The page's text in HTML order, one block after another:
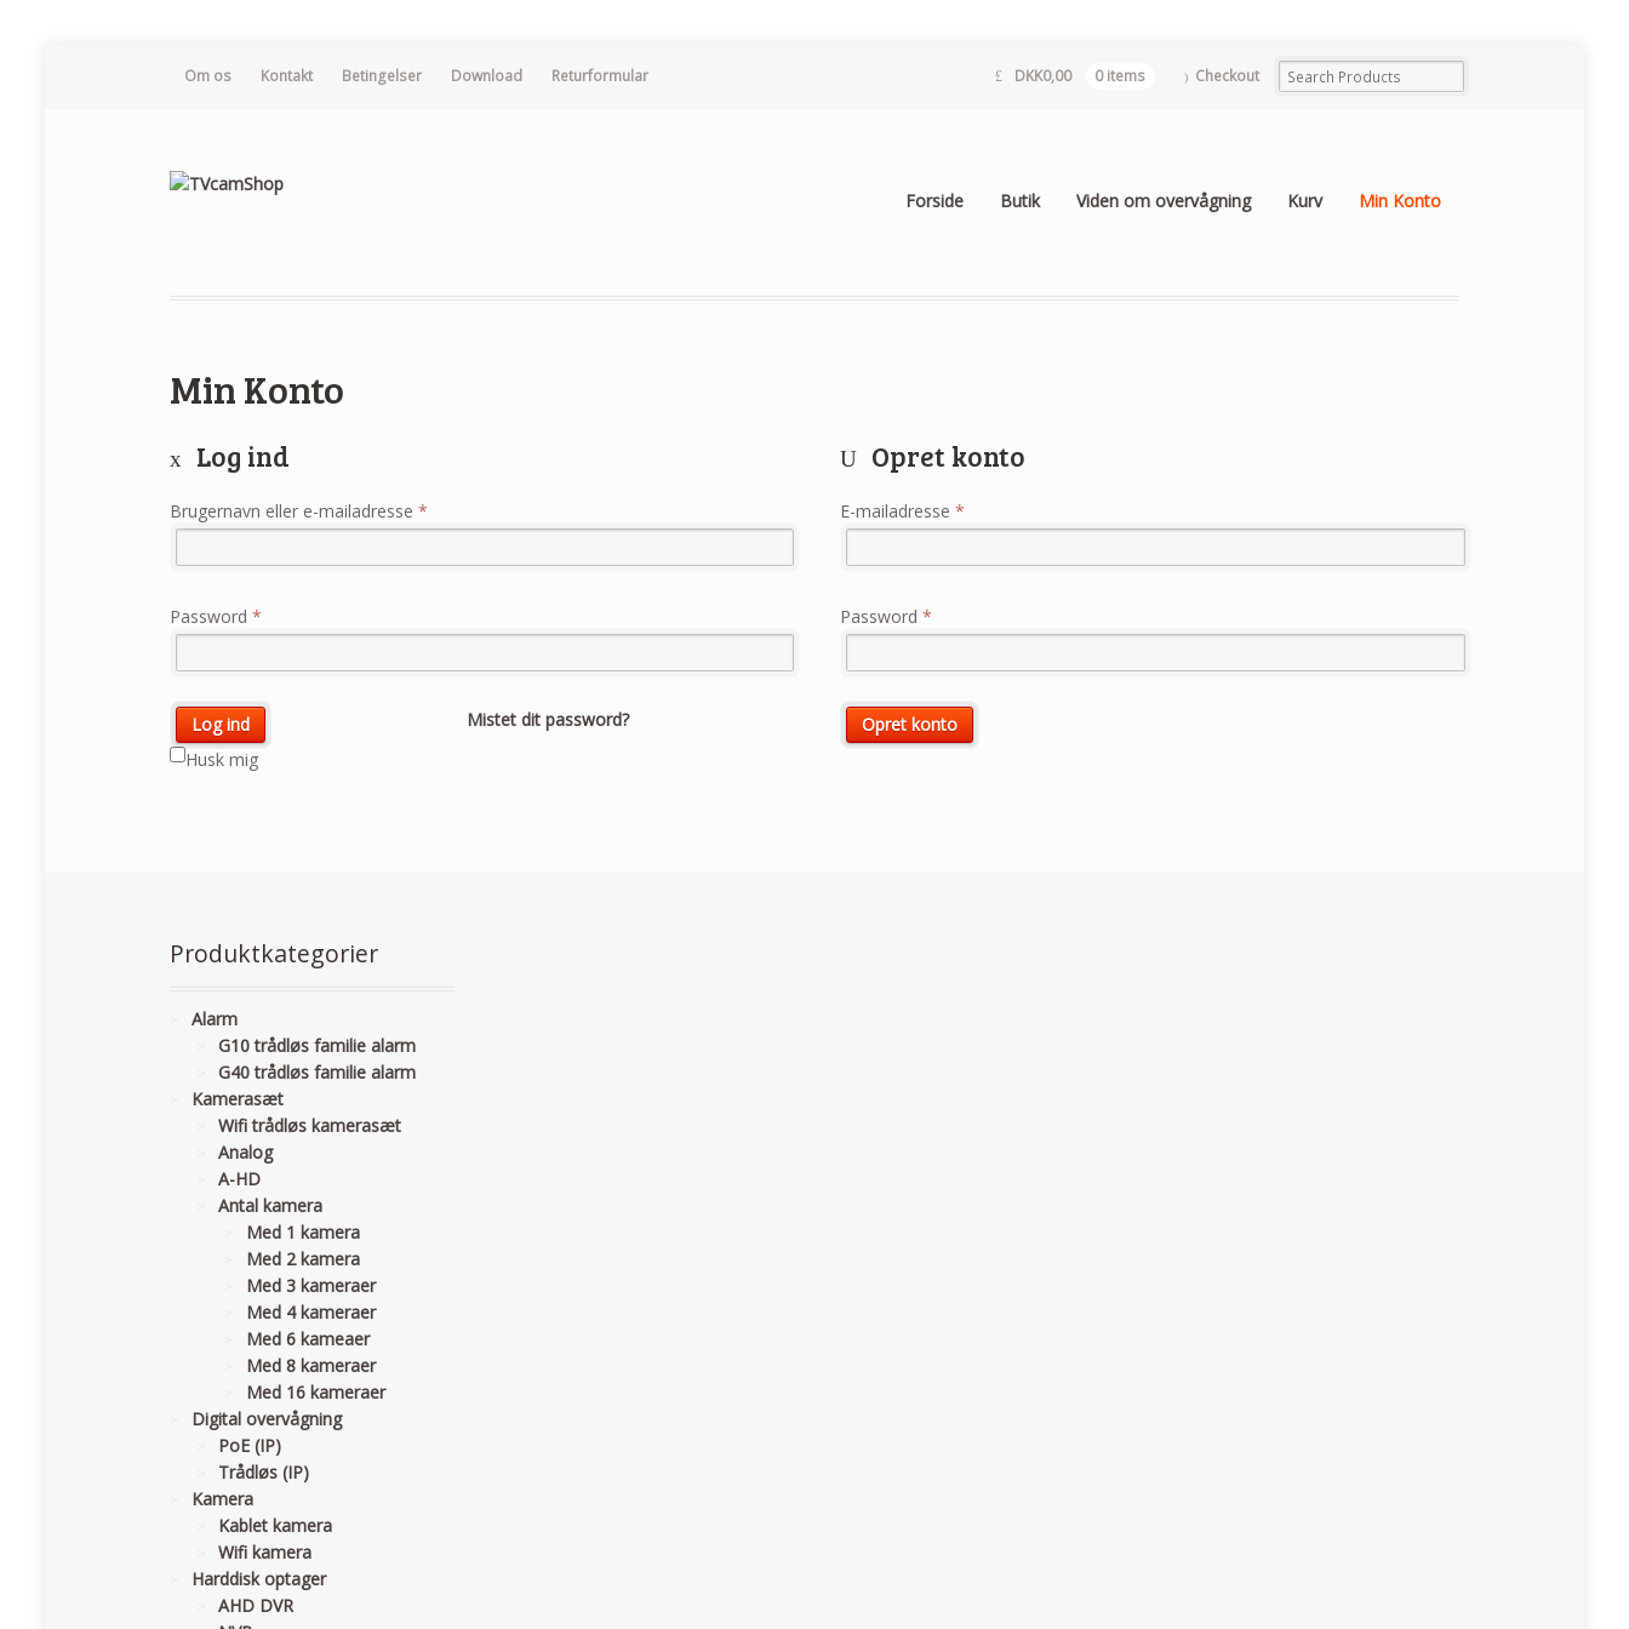
Om os Kontakt Betingelser Download Returformular DKK0,00 0 items Checkout
Forside Butik Viden om overvågning Kurv Min Konto
Min Konto
Log ind
Brugernavn eller e-mailadresse*
Password*
Husk mig
Mistet dit password?
Opret konto
E-mailadresse*
Password*
Produktkategorier
Alarm
G10 trådløs familie alarm
G40 trådløs familie alarm
Kamerasæt
Wifi trådløs kamerasæt
Analog
A-HD
Antal kamera
Med 1 kamera
Med 2 kamera
Med 3 kameraer
Med 4 kameraer
Med 6 kameaer
Med 8 kameraer
Med 16 kameraer
Digital overvågning
PoE (IP)
Trådløs (IP)
Kamera
Kablet kamera
Wifi kamera
Harddisk optager
AHD DVR